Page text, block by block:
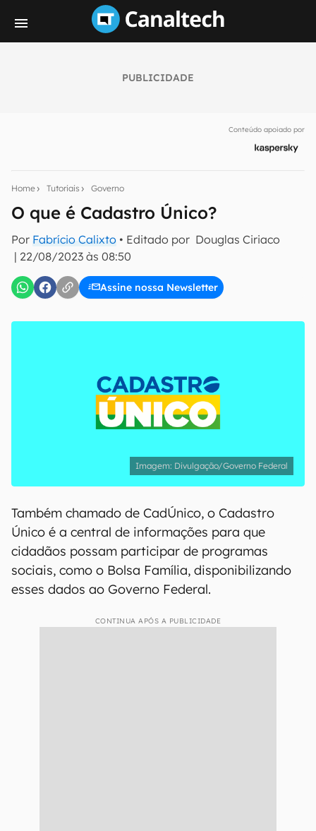
PUBLICIDADE
Conteúdo apoiado por
Home Tutoriais Governo
O que é Cadastro Único?
Por Fabrício Calixto • Editado por Douglas Ciriaco
| 22/08/2023 às 08:50
Assine nossa Newsletter
notícias e reviews sobre tecnologia em primeira
inscreva-se
Confirmo que li, aceito e concordo com os Termos de
Uso e Política de Privacidade do Canaltech.
Divulgação/Governo Federal
Também chamado de CadÚnico, o Cadastro
Único é a central de informações para que
cidadãos possam participar de programas
sociais, como o Bolsa Família, disponibilizando
esses dados ao Governo Federal.
CONTINUA APÓS A PUBLICIDADE